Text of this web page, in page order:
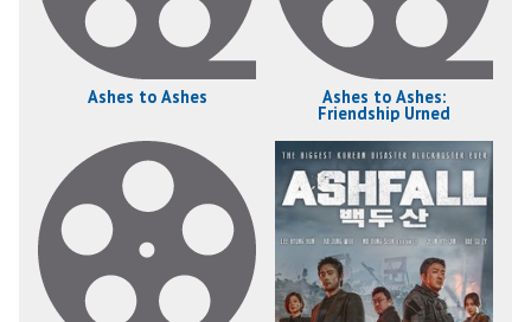
Ashes to Ashes Ashes to Ashes:
Friendship Urned